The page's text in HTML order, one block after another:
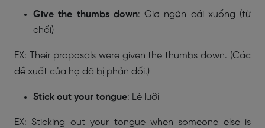
Give the thumbs down: Giơ ngón cái xuống (từ
chối)
EX: Their proposals were given the thumbs down. (Các
đề xuất của họ đã bị phản đối.)
Stick out your tongue: Lè lưỡi
EX: Sticking out your tongue when someone else is